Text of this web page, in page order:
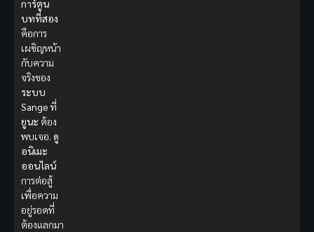
การ์ตูน
บทที่สอง
คือการ
เผชิญหน้า
กับความ
จริงของ
ระบบ
Sange ที่
ยูนะ ต้อง
พบเจอ. ดู
อนิเมะ
ออนไลน์
การต่อสู้
เพื่อความ
อยู่รอดที่
ต้องแลกมา